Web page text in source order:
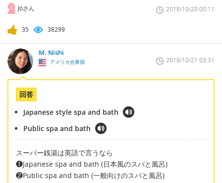
Joさん 2018/10/20 00:11
35 38299
M. Nishi
アメリカ合衆国 2018/10/21 03:31
回答
Japanese style spa and bath
Public spa and bath
スーパー銭湯は英語で言うなら
❶Japanese spa and bath (日本風のスパと風呂)
❷Public spa and bath (一般向けのスパと風呂)